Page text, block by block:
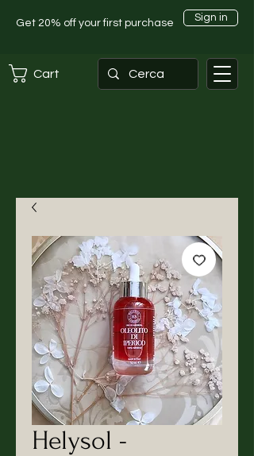
Get 20% off your first purchase Sign in
Cart
Helysol -